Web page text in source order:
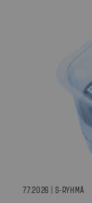
7.7.2026 | S-RYHMÄ